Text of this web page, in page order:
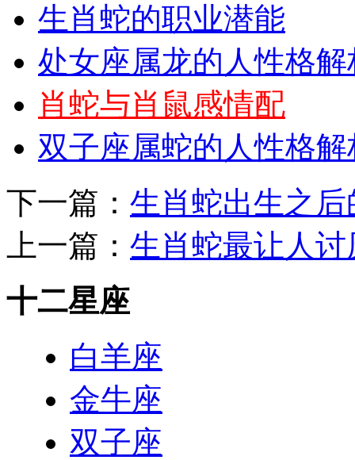
生肖蛇的职业潜能
处女座属龙的人性格解
肖蛇与肖鼠感情配
双子座属蛇的人性格解
下一篇： 生肖蛇出生之后
上一篇： 生肖蛇最让人
十二星座
白羊座
金牛座
双子座